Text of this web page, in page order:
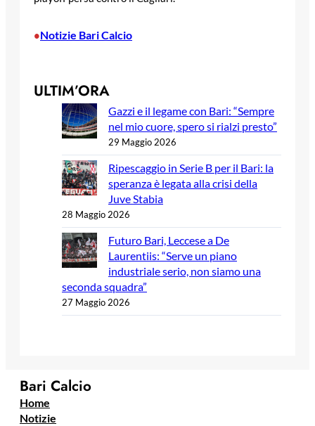
•Notizie Bari Calcio
ULTIM’ORA
Gazzi e il legame con Bari: “Sempre
nel mio cuore, spero si rialzi presto”
29 Maggio 2026
Ripescaggio in Serie B per il Bari: la
speranza è legata alla crisi della
Juve Stabia
28 Maggio 2026
Futuro Bari, Leccese a De
Laurentiis: “Serve un piano
industriale serio, non siamo una
seconda squadra”
27 Maggio 2026
Bari Calcio
Home
Notizie